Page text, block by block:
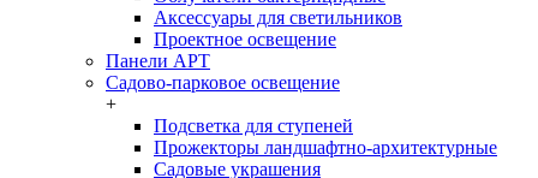
Аксессуары для светильников
Проектное освещение
Панели АРТ
Садово-парковое освещение
+
Подсветка для ступеней
Прожекторы ландшафтно-архитектурные
Садовые украшения